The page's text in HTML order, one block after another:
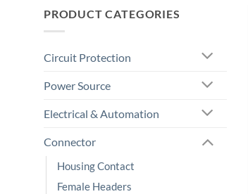
PRODUCT CATEGORIES
Circuit Protection
Power Source
Electrical & Automation
Connector
Housing Contact
Female Headers